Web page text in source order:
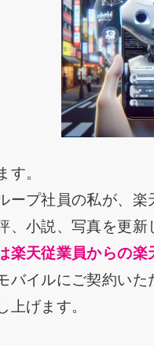
す。
ープ社員の私が、
、小説、写真を更新
楽天従業員からの楽
バイルにご契約い
上げます。